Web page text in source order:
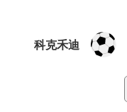
科克禾迪